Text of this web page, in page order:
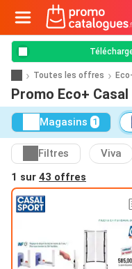
Toutes les offres
Promo Eco+
Magasins 1
Filtres Viva
1 sur 43 offres